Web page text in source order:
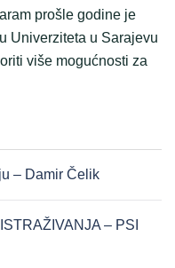
prošle godine je
Univerziteta u Sarajevu
više mogućnosti za
– Damir Čelik
– PSI